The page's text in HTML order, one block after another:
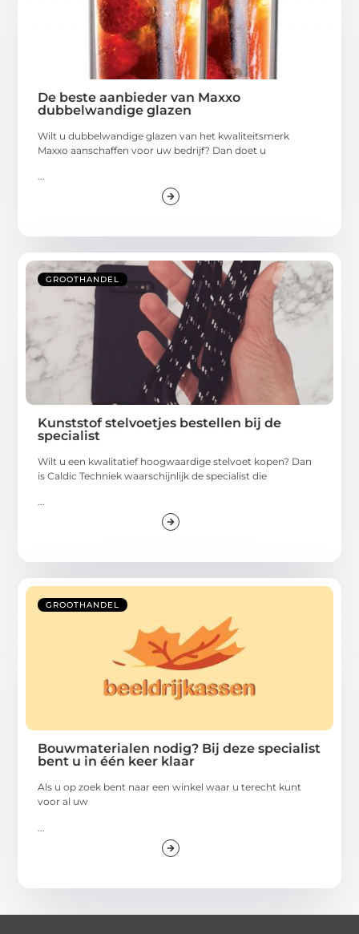
De beste aanbieder van Maxxo
dubbelwandige glazen
Wilt u dubbelwandige glazen van het kwaliteitsmerk
Maxxo aanschaffen voor uw bedrijf? Dan doet u
...
GROOTHANDEL
Kunststof stelvoetjes bestellen bij de
specialist
Wilt u een kwalitatief hoogwaardige stelvoet kopen? Dan
is Caldic Techniek waarschijnlijk de specialist die
...
GROOTHANDEL
Bouwmaterialen nodig? Bij deze specialist
bent u in één keer klaar
Als u op zoek bent naar een winkel waar u terecht kunt
voor al uw